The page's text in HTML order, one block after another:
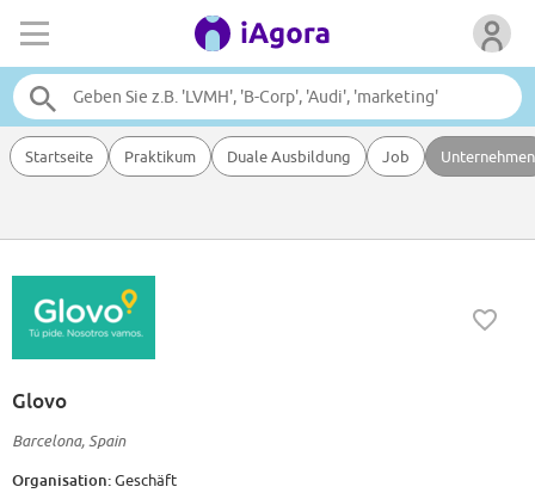
Startseite Praktikum Duale Ausbildung Job Unternehmen
Glovo
Barcelona, Spain
Organisation:Geschäft